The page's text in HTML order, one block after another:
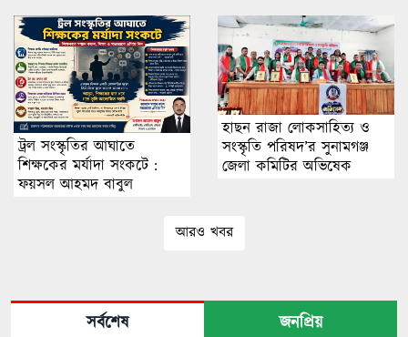
ট্রল সংস্কৃতির আঘাতে
শিক্ষকের মর্যাদা সংকটে :
ফয়সল আহমদ বাবুল
হাছন রাজা লোকসাহিত্য ও
সংস্কৃতি পরিষদ’র সুনামগঞ্জ
জেলা কমিটির অভিষেক
আরও খবর
সর্বশেষ
জনপ্রিয়